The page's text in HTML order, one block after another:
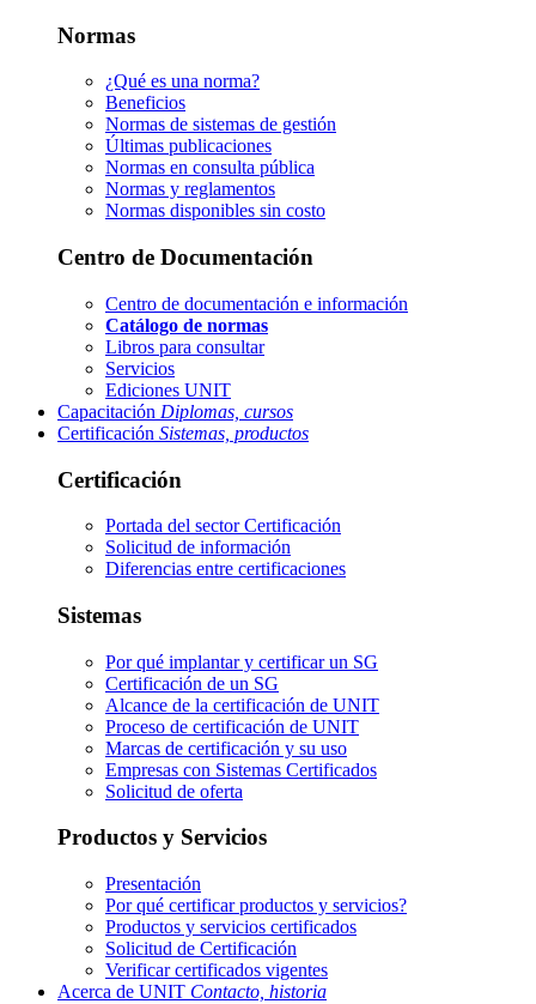
Normas
¿Qué es una norma?
Beneficios
Normas de sistemas de gestión
Últimas publicaciones
Normas en consulta pública
Normas y reglamentos
Normas disponibles sin costo
Centro de Documentación
Centro de documentación e información
Catálogo de normas
Libros para consultar
Servicios
Ediciones UNIT
Capacitación Diplomas, cursos
Certificación Sistemas, productos
Certificación
Portada del sectorCertificación
Solicitud de información
Diferencias entre certificaciones
Sistemas
Por qué implantar y certificar un SG
Certificación de un SG
Alcance de la certificación de UNIT
Proceso de certificación de UNIT
Marcas de certificación y su uso
Empresas con Sistemas Certificados
Solicitud de oferta
Productos y Servicios
Presentación
Por qué certificar productos y servicios?
Productos y servicios certificados
Solicitud de Certificación
Verificar certificados vigentes
Acerca de UNIT Contacto, historia